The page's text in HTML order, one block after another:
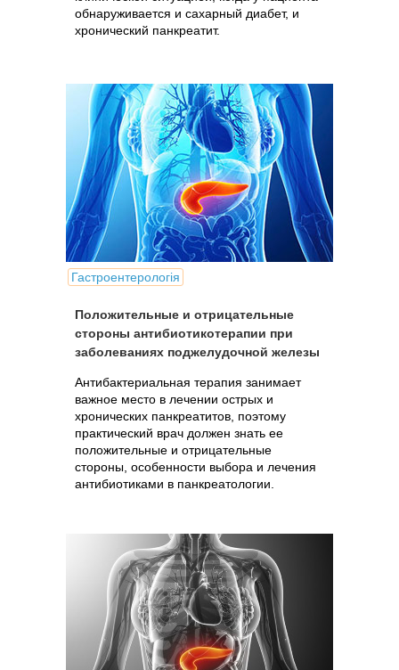
обнаруживается и сахарный диабет, и
хронический панкреатит.
Гастроентерологія
Положительные и отрицательные
стороны антибиотикотерапии при
заболеваниях поджелудочной железы
Антибактериальная терапия занимает
важное место в лечении острых и
хронических панкреатитов, поэтому
практический врач должен знать ее
положительные и отрицательные
стороны, особенности выбора и лечения
антибиотиками в панкреатологии.